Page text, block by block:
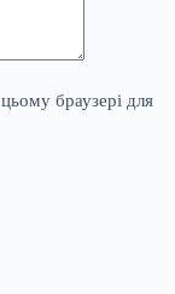
браузері для